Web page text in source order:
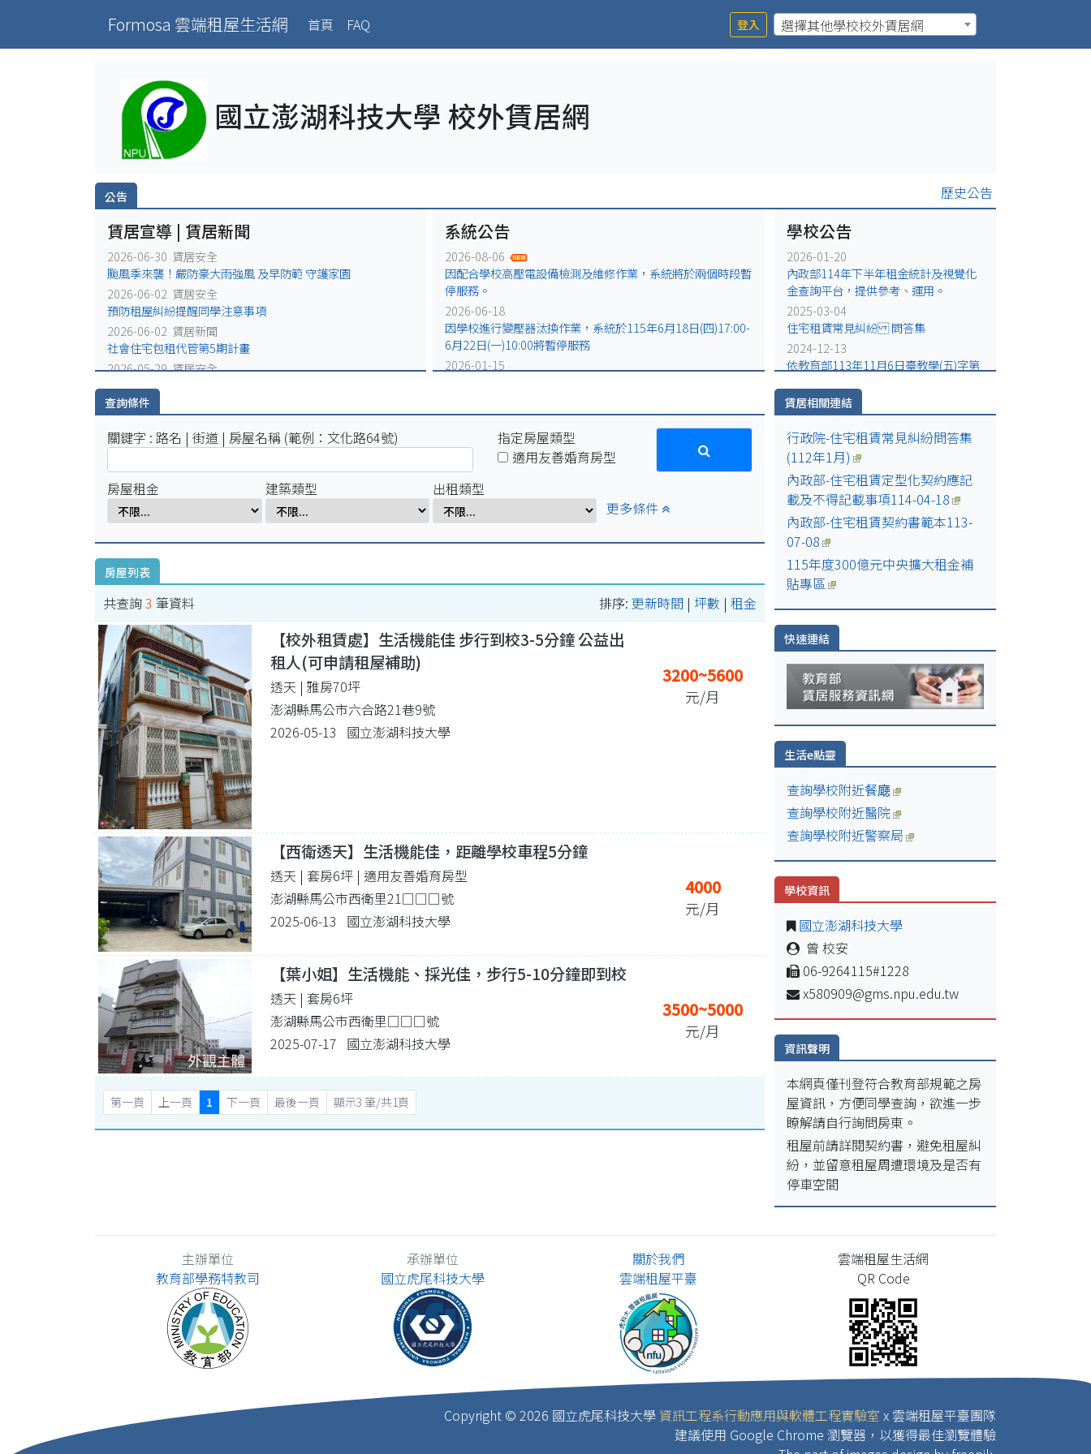
Formosa 雲端租屋生活網 首頁 (current)
FAQ 登入 選擇其他學校校外賃居網
國立澎湖科技大學 校外賃居網
公告 歷史公告
賃居宣導 | 賃居新聞
2026-06-30 賃居安全
颱風季來襲！嚴防豪大雨強風 及早防範 守護家園
2026-06-02 賃居安全
預防租屋糾紛提醒同學注意事項
2026-06-02 賃居新聞
社會住宅包租代管第5期計畫
2026-05-29 賃居安全
火災避難，千萬別躲浴室廁所!
2026-05-25 賃居安全
2026-05-18 賃居新聞
系統公告
2026-08-06
因配合學校高壓電設備檢測及維修作業，系統將於兩個時段暫
停服務。
2026-06-18
因學校進行變壓器汰換作業，系統於115年6月18日(四)17:00-
6月22日(一)10:00將暫停服務
2026-01-15
2025-12-31
因配合學校電力設備緊急維修作業，系統於115年1月2日
(五)17:00-1月5日(一)10:00將暫停服務。
2025-07-29
因配合學校例行性停電作業，系統於114年8月15日(五)16:00-
8月18日(一)10:00將暫停服務。
2025-04-01
因配合學校電氣設備檢修作業，系統於114年4月1日
學校公告
2026-01-20
內政部114年下半年租金統計及視覺化
金查詢平台，提供參考、運用。
2025-03-04
住宅租賃常見糾紛 問答集
2024-12-13
依教育部113年11月6日臺教學(五)字第
查詢條件
關鍵字 : 路名 | 街道 | 房屋名稱 (範例：文化路64號)
指定房屋類型
適用友善婚育房型
房屋租金
建築類型
出租類型
更多條件
房屋列表
共查詢3 筆資料 排序: 更新時間 | 坪數 | 租金
【校外租賃處】生活機能佳 步行到校3-5分鐘 公益出
租人(可申請租屋補助)
透天 | 雅房70坪
澎湖縣馬公市六合路21巷9號
2026-05-13 國立澎湖科技大學
3200~5600
元/月
【西衛透天】生活機能佳，距離學校車程5分鐘
透天 | 套房6坪 | 適用友善婚育房型
澎湖縣馬公市西衛里21□□□號
2025-06-13 國立澎湖科技大學
4000
元/月
【葉小姐】生活機能、採光佳，步行5-10分鐘即到校
透天 | 套房6坪
澎湖縣馬公市西衛里□□□號
2025-07-17 國立澎湖科技大學
3500~5000
元/月
第一頁 上一頁 1 下一頁 最後一頁 顯示3 筆/共1頁
賃居相關連結
行政院-住宅租賃常見糾紛問答集
(112年1月)
內政部-住宅租賃定型化契約應記
載及不得記載事項114-04-18
內政部-住宅租賃契約書範本113-
07-08
115年度300億元中央擴大租金補
貼專區
快速連結
生活e點靈
查詢學校附近餐廰
查詢學校附近醫院
查詢學校附近警察局
學校資訊
國立澎湖科技大學
曾 校安
06-9264115#1228
x580909@gms.npu.edu.tw
資訊聲明
本網頁僅刊登符合教育部規範之房
屋資訊，方便同學查詢，欲進一步
瞭解請自行詢問房東。
租屋前請詳閱契約書，避免租屋糾
紛，並留意租屋周遭環境及是否有
停車空間
主辦單位
教育部學務特教司
承辦單位
國立虎尾科技大學
關於我們
雲端租屋平臺
雲端租屋生活網
QR Code
Copyright © 2026 國立虎尾科技大學 資訊工程系行動應用與軟體工程實驗室 x 雲端租屋平臺團隊
建議使用 Google Chrome 瀏覽器，以獲得最佳瀏覽體驗